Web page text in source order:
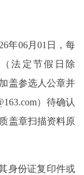
年06月01日，每
（法定节假日除
盖参选人公章并
）待确认
盖章扫描资料原
身份证复印件或